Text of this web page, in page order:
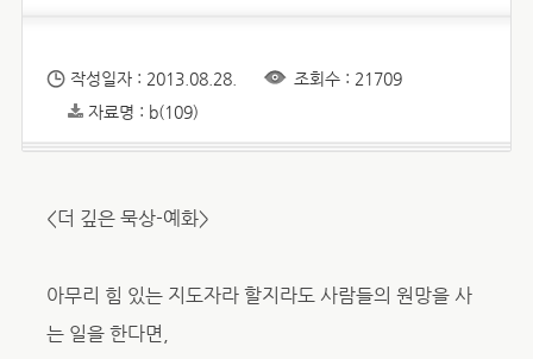
작성일자 : 2013.08.28.
조회수 : 21709
자료명 : b(109)
<더 깊은 묵상-예화>
아무리 힘 있는 지도자라 할지라도 사람들의 원망을 사
는 일을 한다면,